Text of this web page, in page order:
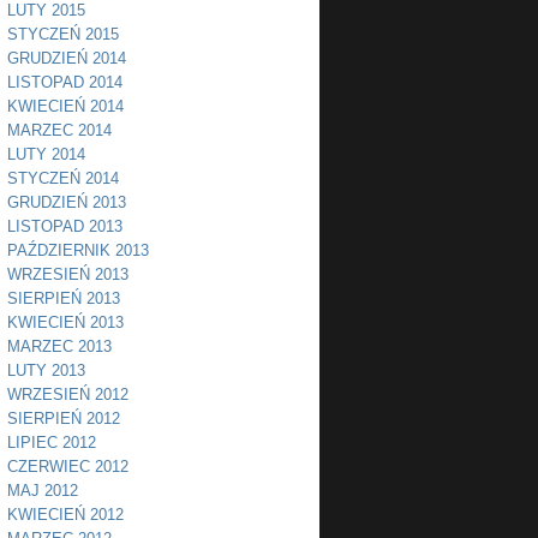
LUTY 2015
STYCZEŃ 2015
GRUDZIEŃ 2014
LISTOPAD 2014
KWIECIEŃ 2014
MARZEC 2014
LUTY 2014
STYCZEŃ 2014
GRUDZIEŃ 2013
LISTOPAD 2013
PAŹDZIERNIK 2013
WRZESIEŃ 2013
SIERPIEŃ 2013
KWIECIEŃ 2013
MARZEC 2013
LUTY 2013
WRZESIEŃ 2012
SIERPIEŃ 2012
LIPIEC 2012
CZERWIEC 2012
MAJ 2012
KWIECIEŃ 2012